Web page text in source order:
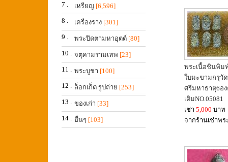
7 .
เหรียญ [6,596]
8 .
เครื่องราง [301]
9 .
พระปิดตามหาอุตต์ [80]
10 . จตุคามรามเทพ [23]
11 . พระบูชา [100]
12 . ล็อกเก็ต รูปถ่าย [253]
13 . ของเก่า [33]
14 . อื่นๆ [103]
พระเนื้อชินพิม
ใบมะขามกรุวั
ศรีมหาธาตุ6อ
เดิมNO.05081
เช่า 5,000 บาท
จากร้านเช่าพ